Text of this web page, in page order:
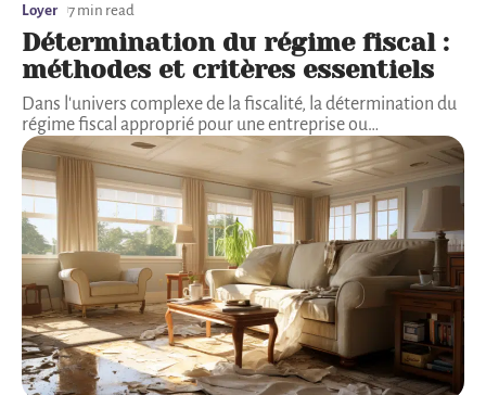
Loyer 7 min read
Détermination du régime fiscal :
méthodes et critères essentiels
Dans l'univers complexe de la fiscalité, la détermination du
régime fiscal approprié pour une entreprise ou…